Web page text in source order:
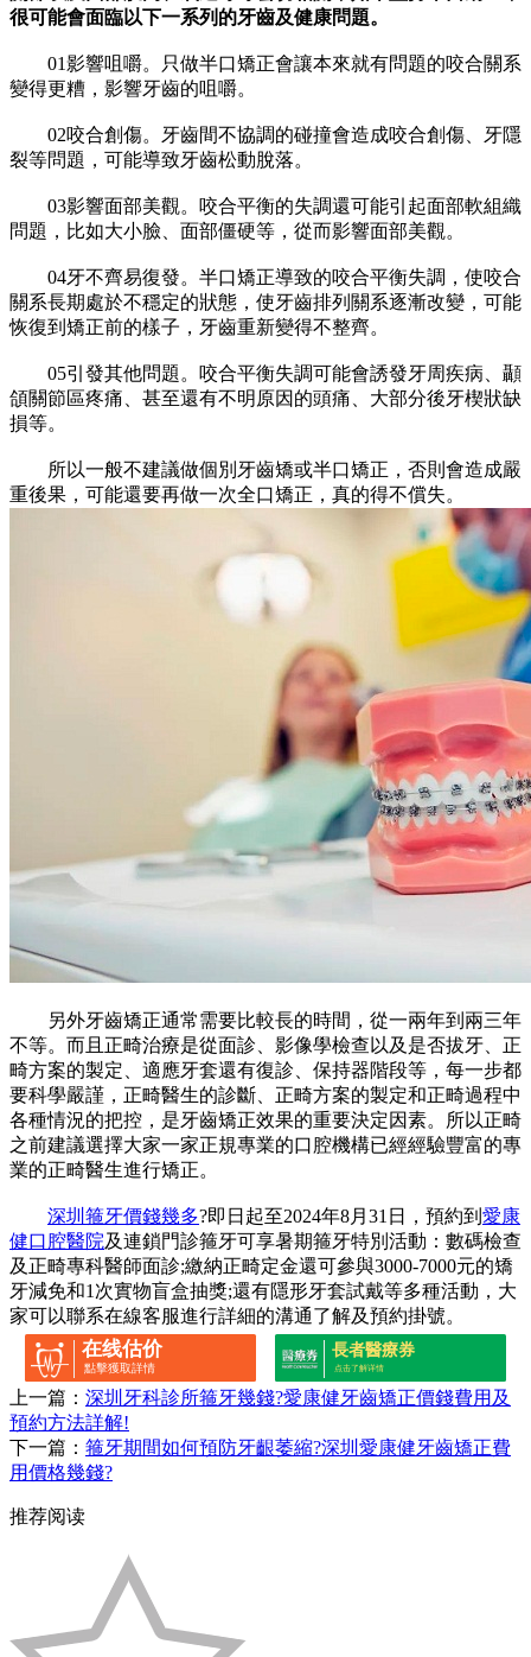
很可能會面臨以下一系列的牙齒及健康問題。
01影響咀嚼。只做半口矯正會讓本來就有問題的咬合關系
變得更糟，影響牙齒的咀嚼。
02咬合創傷。牙齒間不協調的碰撞會造成咬合創傷、牙隱
裂等問題，可能導致牙齒松動脫落。
03影響面部美觀。咬合平衡的失調還可能引起面部軟組織
問題，比如大小臉、面部僵硬等，從而影響面部美觀。
04牙不齊易復發。半口矯正導致的咬合平衡失調，使咬合
關系長期處於不穩定的狀態，使牙齒排列關系逐漸改變，可能
恢復到矯正前的樣子，牙齒重新變得不整齊。
05引發其他問題。咬合平衡失調可能會誘發牙周疾病、顳
頜關節區疼痛、甚至還有不明原因的頭痛、大部分後牙楔狀缺
損等。
所以一般不建議做個別牙齒矯或半口矯正，否則會造成嚴
重後果，可能還要再做一次全口矯正，真的得不償失。
另外牙齒矯正通常需要比較長的時間，從一兩年到兩三年
不等。而且正畸治療是從面診、影像學檢查以及是否拔牙、正
畸方案的製定、適應牙套還有復診、保持器階段等，每一步都
要科學嚴謹，正畸醫生的診斷、正畸方案的製定和正畸過程中
各種情況的把控，是牙齒矯正效果的重要決定因素。所以正畸
之前建議選擇大家一家正規專業的口腔機構已經經驗豐富的專
業的正畸醫生進行矯正。
深圳箍牙價錢幾多?即日起至2024年8月31日，預約到 愛康
健口腔醫院及連鎖門診箍牙可享暑期箍牙特別活動：數碼檢查
及正畸專科醫師面診;繳納正畸定金還可參與3000-7000元的矯
牙減免和1次實物盲盒抽獎;還有隱形牙套試戴等多種活動，大
家可以聯系在線客服進行詳細的溝通了解及預約掛號。
在线估价
點擊獲取詳情
長者醫療券
点击了解详情
上一篇： 深圳牙科診所箍牙幾錢?愛康健牙齒矯正價錢費用及
預約方法詳解!
下一篇： 箍牙期間如何預防牙齦萎縮?深圳愛康健牙齒矯正費
用價格幾錢?
推荐阅读